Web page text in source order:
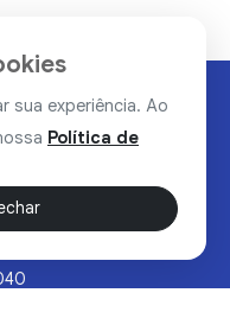
sua experiência. Ao
Política de